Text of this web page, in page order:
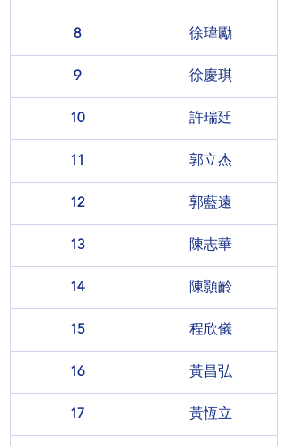
8 徐瑋勵
9 徐慶琪
10 許瑞廷
11 郭立杰
12 郭藍遠
13 陳志華
14 陳顥齡
15 程欣儀
16 黃昌弘
17 黃恆立